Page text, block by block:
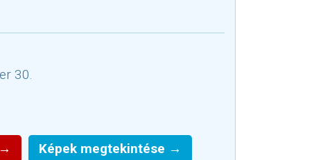
30.
Képek megtekintése →